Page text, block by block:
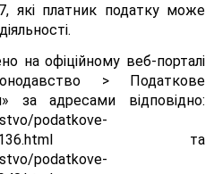
які платник податку може
на офіційному веб-порталі
> Податкове
за адресами відповідно:
podatkove-
dps/73136.html та
podatkove-